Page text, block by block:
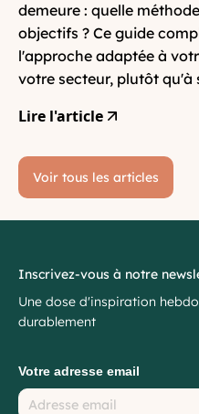
demeure : quelle
objectifs ? Ce guide
l'approche adaptée à
votre secteur, plutôt qu'à
Lire l'article
Voir tous les articles
Inscrivez-vous à notre
Une dose d'inspiration
durablement
Votre adresse email